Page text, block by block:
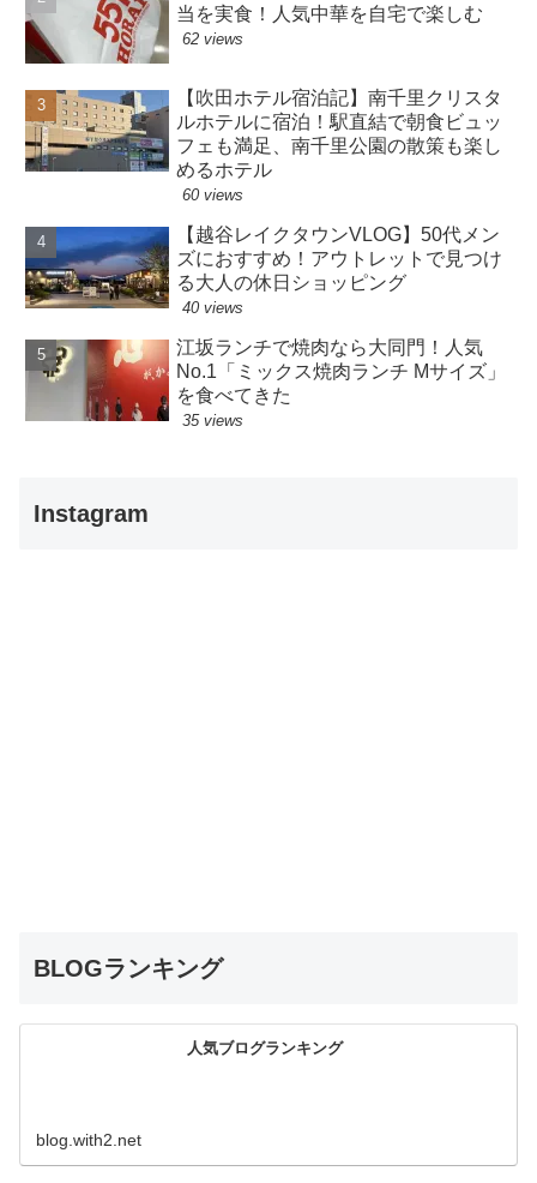
当を実食！人気中華を自宅で楽しむ
62 views
【吹田ホテル宿泊記】南千里クリスタ
ルホテルに宿泊！駅直結で朝食ビュッ
フェも満足、南千里公園の散策も楽し
めるホテル
60 views
【越谷レイクタウンVLOG】50代メン
ズにおすすめ！アウトレットで見つけ
る大人の休日ショッピング
40 views
江坂ランチで焼肉なら大同門！人気
No.1「ミックス焼肉ランチ Mサイズ」
を食べてきた
35 views
Instagram
BLOGランキング
人気ブログランキング
blog.with2.net